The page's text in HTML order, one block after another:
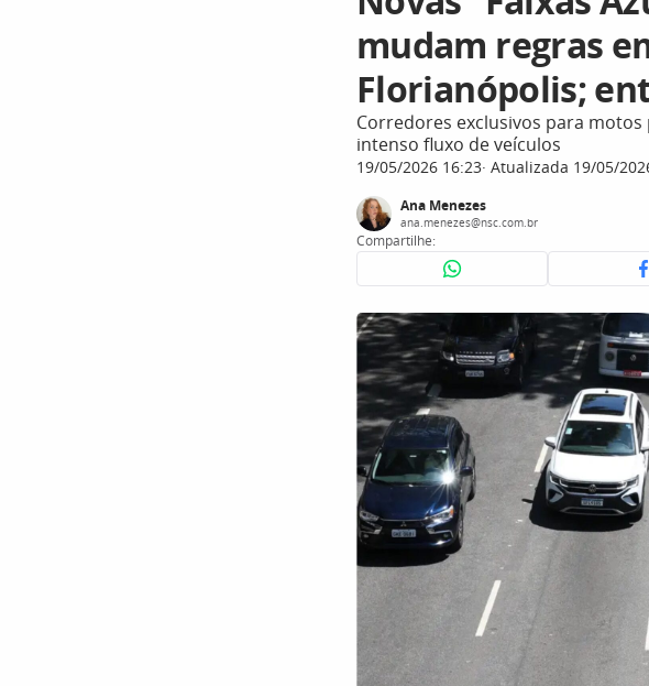
mudam regras
Florianópolis;
Corredores exclusivos para
intenso fluxo de veículos
19/05/2026 16:23 Atualizada 19/05/
Ana Menezes
ana.menezes@nsc.com.br
Compartilhe: